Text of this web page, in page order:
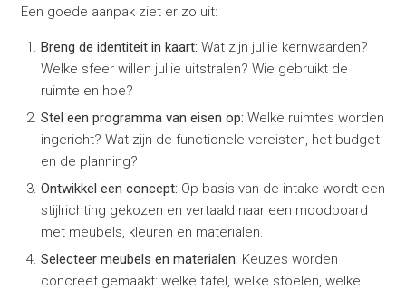
Een goede aanpak ziet er zo uit:
Breng de identiteit in kaart: Wat zijn jullie kernwaarden?
Welke sfeer willen jullie uitstralen? Wie gebruikt de
ruimte en hoe?
Stel een programma van eisen op: Welke ruimtes worden
ingericht? Wat zijn de functionele vereisten, het budget
en de planning?
Ontwikkel een concept: Op basis van de intake wordt een
stijlrichting gekozen en vertaald naar een moodboard
met meubels, kleuren en materialen.
Selecteer meubels en materialen: Keuzes worden
concreet gemaakt: welke tafel, welke stoelen, welke